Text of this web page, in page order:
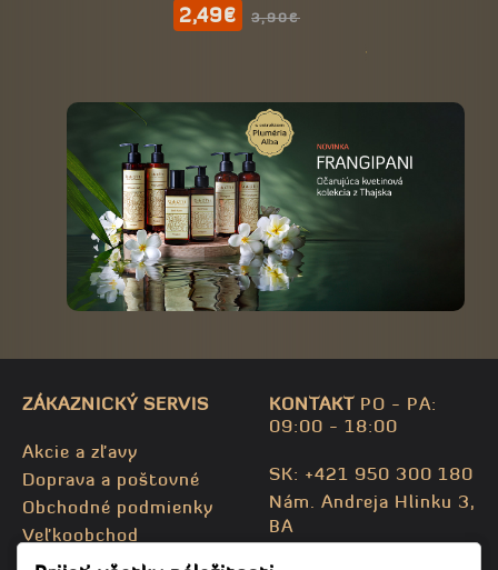
2,49€ 3,90€
ZÁKAZNICKÝ SERVIS
Akcie a zľavy
Doprava a poštovné
Obchodné podmienky
Veľkoobchod
Kontaktujte nás
KONTAKTPO - PA:
09:00 - 18:00
SK: +421 950 300 180
Nám. Andreja Hlinku 3,
BA